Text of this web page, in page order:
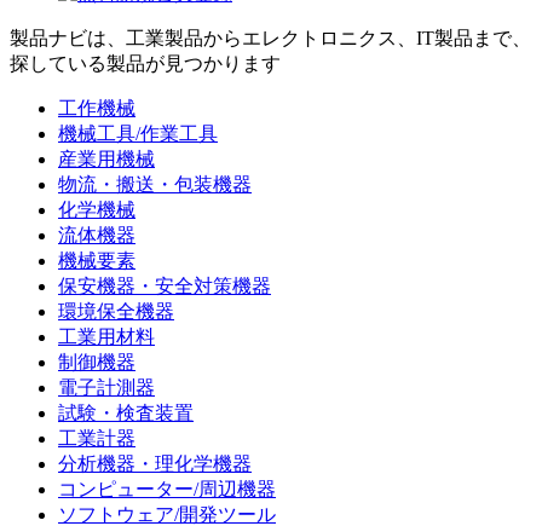
製品ナビは、工業製品からエレクトロニクス、IT製品まで、
探している製品が見つかります
工作機械
機械工具/作業工具
産業用機械
物流・搬送・包装機器
化学機械
流体機器
機械要素
保安機器・安全対策機器
環境保全機器
工業用材料
制御機器
電子計測器
試験・検査装置
工業計器
分析機器・理化学機器
コンピューター/周辺機器
ソフトウェア/開発ツール